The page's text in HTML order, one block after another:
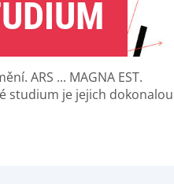
ARS ... MAGNA EST.
studium je jejich dokonalou